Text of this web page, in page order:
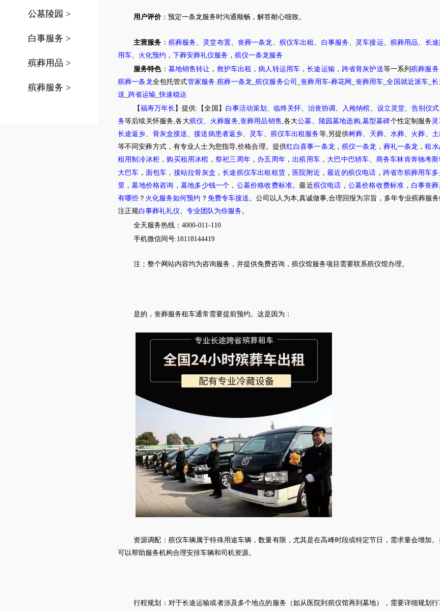
公墓陵园 >
白事服务 >
殡葬用品 >
殡葬服务 >
用户评价： 预定一条龙服务 时沟通顺畅，解答耐心细致。
主营服务 ： 殡葬服务 灵堂布置、 丧葬一条龙 殡仪车出租 白事服务 灵车接运 殡葬用品
长
用车
火化预约 ， 下葬安葬礼仪服务 ， 殡仪一条龙服务
服务特色： 墓地销售转让 ， 救护车出租 ，病人转运用车 ，长途运输， 跨省骨灰护送等一系列殡葬服务
殡葬一条龙全包托管式管家服务 .殡葬一条龙 _殡仪服务公司 _丧葬用车-葬花网 丧葬用车 _全国就近派车 _长
送 跨省运输 _快速稳达
【福寿万年长 】提供:【全国】 白事活动策划 临终关怀 、治丧协调 入殓纳棺 设立灵堂、 告别仪式
务等后续关怀服务,各大殡仪 火葬服务 丧葬用品销售 ,各大公墓 陵园墓地选购 墓型墓碑个性定制服务
长途返乡
骨灰盒接送 、接送病患者返乡 灵车 殡仪车出租服务等,另提供树葬 天葬、 水葬 火葬
等不同安葬方式，有专业人士为您指导,价格合理。提供红白喜事一条龙 ， 殡仪一条龙 ， 葬礼一条龙 ，租
租用制冷冰柜 ， 购买租用冰棺 ， 祭祀三周年， 办五周年，出殡用车 ， 大巴中巴轿车
商务车林肯奔驰考斯
大巴车 ， 面包车 ， 接站拉骨灰盒 ，长途殡仪车出租租赁， 医院附近 ，最近的殡仪电话 ， 跨省市殡葬用车
里 ，墓地价格咨询 ， 墓地多少钱一个 ， 公墓价格收费标准。最近殡仪电话 ， 公墓价格收费标准 ， 白事丧
有哪些 ？ 火化服务如何预约 ？ 免费专车接送 。公司以人为本,真诚做事,合理回报为宗旨，多年专业殡葬服
注正规白事葬礼礼仪 专业团队为你服务 。
全天服务热线 ：4000-011-110
手机微信同号:18118144419
注； 整个网站内容均为咨询服务，并提供免费咨询，殡仪馆服务项目需要联系殡仪馆办理 。
是的，丧葬服务租车通常需要提前预约。这是因为：
资源调配：殡仪车辆属于特殊用途车辆，数量有限，尤其是在高峰时段或特定节日，需求量会增加
可以帮助服务机构合理安排车辆和司机资源。
行程规划：对于长途运输或者涉及多个地点的服务（如从医院到殡仪馆再到墓地），需要详细规划